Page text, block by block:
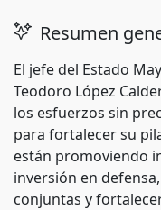
Resumen
El jefe del Estado
Teodoro López
los esfuerzos sin
para fortalecer su
están promoviendo
inversión en
conjuntas y